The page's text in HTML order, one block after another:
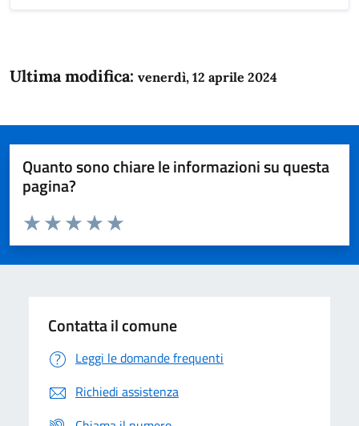
Ultima modifica: venerdì, 12 aprile 2024
Quanto sono chiare le informazioni su questa
pagina?
Domanda
Valuta da 1 a 5 stelle la pagina
Valuta 5 stelle su 5
Valuta 4 stelle su 5
Valuta 3 stelle su 5
Valuta 2 stelle su 5
Valuta 1 stelle su 5
Contatta il comune
Leggi le domande frequenti
Richiedi assistenza